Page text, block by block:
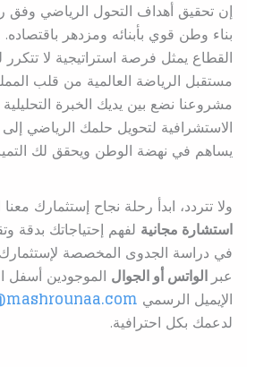
بناء وطن قوي بأبنائه ومزدهر باقتصاده.
القطاع يمثل فرصة استراتيجية لا
مستقبل الرياضة العالمية من قلب
مشروعنا نضع بين يديك الخبرة التحليلية
الاستشرافية لتحويل حلمك الرياضي
يساهم في نهضة الوطن ويحقق لك التميز
ولا تتردد، ابدأ رحلة نجاح إستثمارك
استشارة مجانيةلفهم إحتياجاتك بدقة
في دراسة الجدوى المخصصة
عبرالواتس أو الجوالالموجودين أسفل
الإيميل الرسمي
لدعمك بكل احترافية.